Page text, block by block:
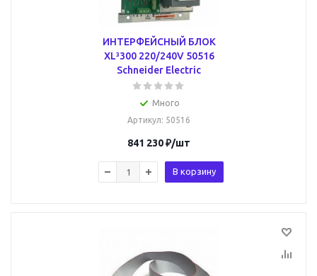
ИНТЕРФЕЙСНЫЙ БЛОК
XL³300 220/240V 50516
Schneider Electric
Много
Артикул: 50516
841 230₽/шт
В корзину